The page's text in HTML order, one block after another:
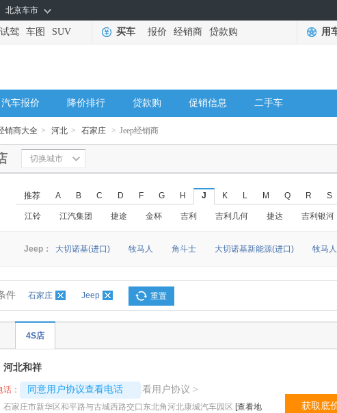
北京车市
试驾 车图 SUV 买车 报价 经销商 贷款购 用
汽车报价 降价排行 贷款购 促销信息 二手车
销商大全 > 河北 > 石家庄 > Jeep经销商
切换城市
推荐 A B C D F G H J K L M Q R S
江铃 江汽集团 捷途 金杯 吉利 吉利几何 捷达 吉利银河
Jeep： 大切诺基(进口) 牧马人 角斗士 大切诺基新能源(进口) 牧马
件 石家庄 Jeep 重置
4S店
河北和祥
： 同意用户协议查看电话
4008194313-5720 查看用户协议 >
石家庄市新华区和平路与古城西路交口东北角河北康城汽车园区 [查看地
获取底